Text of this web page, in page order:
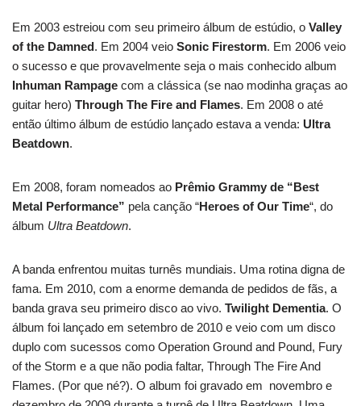
Em 2003 estreiou com seu primeiro álbum de estúdio, o Valley
of the Damned. Em 2004 veio Sonic Firestorm. Em 2006 veio
o sucesso e que provavelmente seja o mais conhecido album
Inhuman Rampage com a clássica (se nao modinha graças ao
guitar hero) Through The Fire and Flames. Em 2008 o até
então último álbum de estúdio lançado estava a venda: Ultra
Beatdown.
Em 2008, foram nomeados ao Prêmio Grammy de “Best
Metal Performance” pela canção “Heroes of Our Time“, do
álbum Ultra Beatdown.
A banda enfrentou muitas turnês mundiais. Uma rotina digna de
fama. Em 2010, com a enorme demanda de pedidos de fãs, a
banda grava seu primeiro disco ao vivo. Twilight Dementia. O
álbum foi lançado em setembro de 2010 e veio com um disco
duplo com sucessos como Operation Ground and Pound, Fury
of the Storm e a que não podia faltar, Through The Fire And
Flames. (Por que né?). O album foi gravado em novembro e